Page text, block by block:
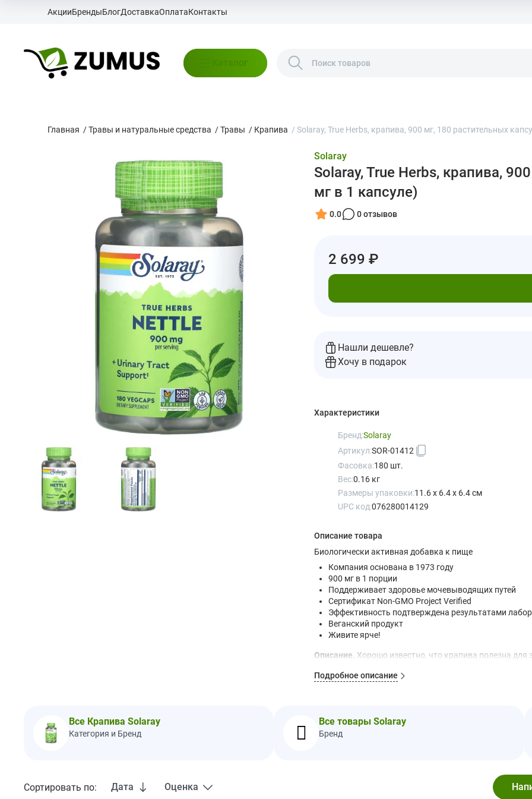
АкцииБрендыБлогДоставкаОплатаКонтакты
Каталог
Главная /Травы и натуральные средства /Травы / Крапива / Solaray, True Herbs, крапива, 900 мг, 180 растительных
Solaray
Solaray, True Herbs, крапива,
мг в 1 капсуле)
0.0 0 отзывов
2 699 ₽
Нашли дешевле?
Хочу в подарок
Характеристики
Бренд:Solaray
Артикул:SOR-01412
Фасовка:180 шт.
Вес:0.16 кг
Размеры упаковки:11.6 x 6.4 x 6.4 см
UPC код:076280014129
Описание товара
Биологически активная добавка к пище
Компания основана в 1973 году
900 мг в 1 порции
Поддерживает здоровье мочевыводящих путей
Сертификат Non-GMO Project Verified
Эффективность подтверждена результатами
Веганский продукт
Живите ярче!
Описание. Хорошо известно, что крапива полезна
С 1973 года мы путешествуем по всему миру в
Применять только согласно инструкции.
воды.
Подробное описание
Все Крапива Solaray
Категория и Бренд
Все товары Solaray
Бренд
Сортировать по: Дата Оценка